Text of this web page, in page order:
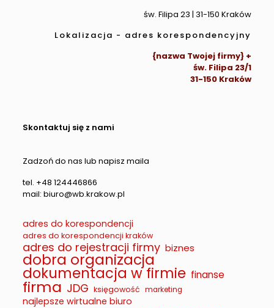
św. Filipa 23 | 31-150 Kraków
Lokalizacja - adres korespondencyjny
{nazwa Twojej firmy} +
św. Filipa 23/1
31-150 Kraków
Skontaktuj się z nami
Zadzoń do nas lub napisz maila
tel. +48 124446866
mail: biuro@wb.krakow.pl
adres do korespondencji
adres do korespondencji kraków
adres do rejestracji firmy biznes
dobra organizacja
dokumentacja w firmie finanse
firma JDG księgowość marketing
najlepsze wirtualne biuro